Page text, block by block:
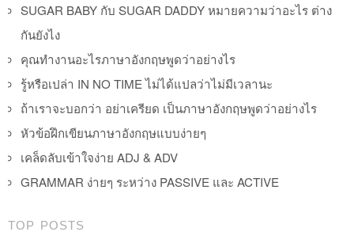
SUGAR BABY กับ SUGAR DADDY หมายความว่าอะไร ต่าง
กันยังไง
คุณทำงานอะไรภาษาอังกฤษพูดว่าอย่างไร
รู้หรือเปล่า IN NO TIME ไม่ได้แปลว่าไม่มีเวลานะ
ถ้าเราจะบอกว่า อย่าเครียด เป็นภาษาอังกฤษพูดว่าอย่างไร
หัวข้อฝึกเขียนภาษาอังกฤษแบบง่ายๆ
เคล็ดลับเข้าใจง่าย ADJ & ADV
GRAMMAR ง่ายๆ ระหว่าง PASSIVE และ ACTIVE
TOP POSTS